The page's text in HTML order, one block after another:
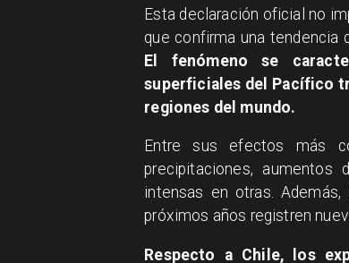
Esta declaración oficial no
que confirma una tendencia
El fenómeno se
superficiales del Pacífico
regiones del mundo.
Entre sus efectos más
precipitaciones,
intensas en otras.
próximos años registren
Respecto a Chile, los